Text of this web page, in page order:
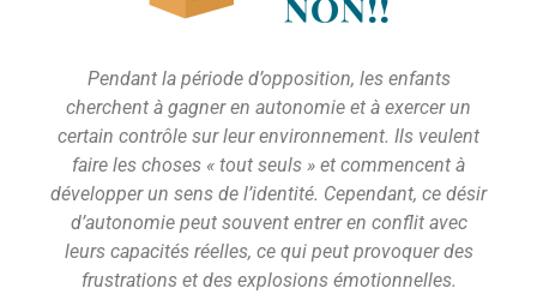
Pendant la période d’opposition, les enfants
cherchent à gagner en autonomie et à exercer un
certain contrôle sur leur environnement. Ils veulent
faire les choses « tout seuls » et commencent à
développer un sens de l’identité. Cependant, ce désir
d’autonomie peut souvent entrer en conflit avec
leurs capacités réelles, ce qui peut provoquer des
frustrations et des explosions émotionnelles.